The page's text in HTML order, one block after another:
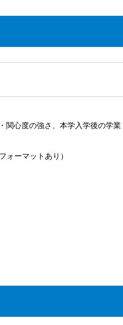
関心度の強さ、本学入学後の学
ーマットあり）